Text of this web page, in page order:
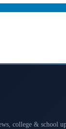
college & school